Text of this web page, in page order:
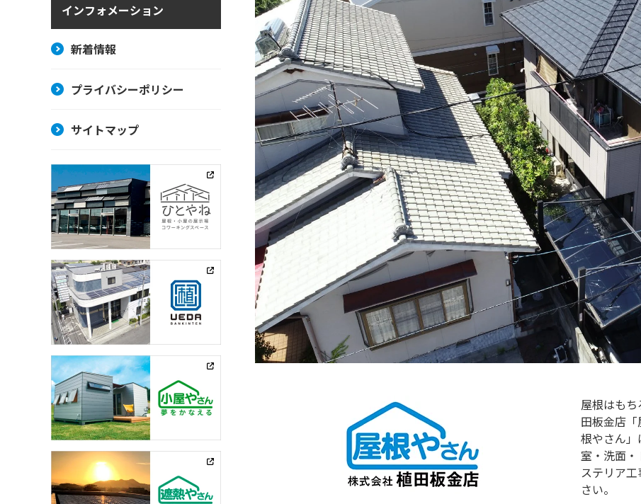
インフォメーション
新着情報
プライバシーポリシー
サイトマップ
屋根はも
田板金店
根やさん
室・洗面
ステリア
さい。